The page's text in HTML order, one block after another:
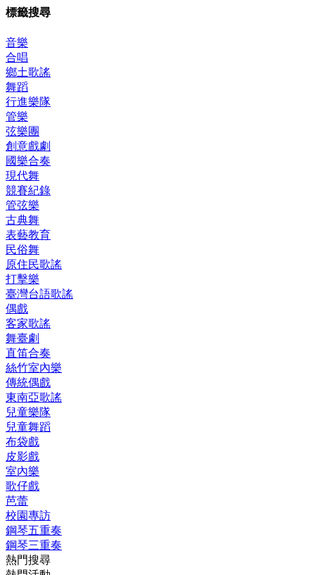
標籤搜尋
音樂
合唱
鄉土歌謠
舞蹈
行進樂隊
管樂
弦樂團
創意戲劇
國樂合奏
現代舞
競賽紀錄
管弦樂
古典舞
表藝教育
民俗舞
原住民歌謠
打擊樂
臺灣台語歌謠
偶戲
客家歌謠
舞臺劇
直笛合奏
絲竹室內樂
傳統偶戲
東南亞歌謠
兒童樂隊
兒童舞蹈
布袋戲
皮影戲
室內樂
歌仔戲
芭蕾
校園專訪
鋼琴五重奏
鋼琴三重奏
熱門搜尋